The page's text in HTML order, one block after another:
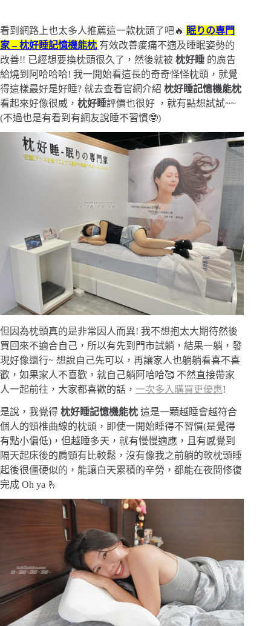
看到網路上也太多人推薦這一款枕頭了吧🔥 眠りの専門
家 – 枕好睡記憶機能枕 有效改善痠痛不適及睡眠姿勢的
改善!! 已經想要換枕頭很久了，然後就被 枕好睡 的廣告
給燒到阿哈哈哈! 我一開始看這長的奇奇怪怪枕頭，就覺
得這樣最好是好睡? 就去查看官網介紹 枕好睡記憶機能枕
看起來好像很威， 枕好睡評價也很好 ，就有點想試試~~
(不過也是有看到有網友說睡不習慣🤓)
但因為枕頭真的是非常因人而異! 我不想抱太大期待然後
買回來不適合自己，所以有先到門市試躺，結果一躺，發
現好像還行~ 想說自己先可以，再讓家人也躺躺看喜不喜
歡，如果家人不喜歡，就自己躺阿哈哈🥰 不然直接帶家
人一起前往，大家都喜歡的話， 一次多入購買更優惠!
是說，我覺得 枕好睡記憶機能枕 這是一顆越睡會越符合
個人的頸椎曲線的枕頭，即使一開始睡得不習慣(是覺得
有點小偏低)，但越睡多天，就有慢慢適應，且有感覺到
隔天起床後的肩頸有比較鬆，沒有像我之前躺的軟枕頭睡
起後很僵硬似的，能讓白天累積的辛勞，都能在夜間修復
完成 Oh ya 🫰